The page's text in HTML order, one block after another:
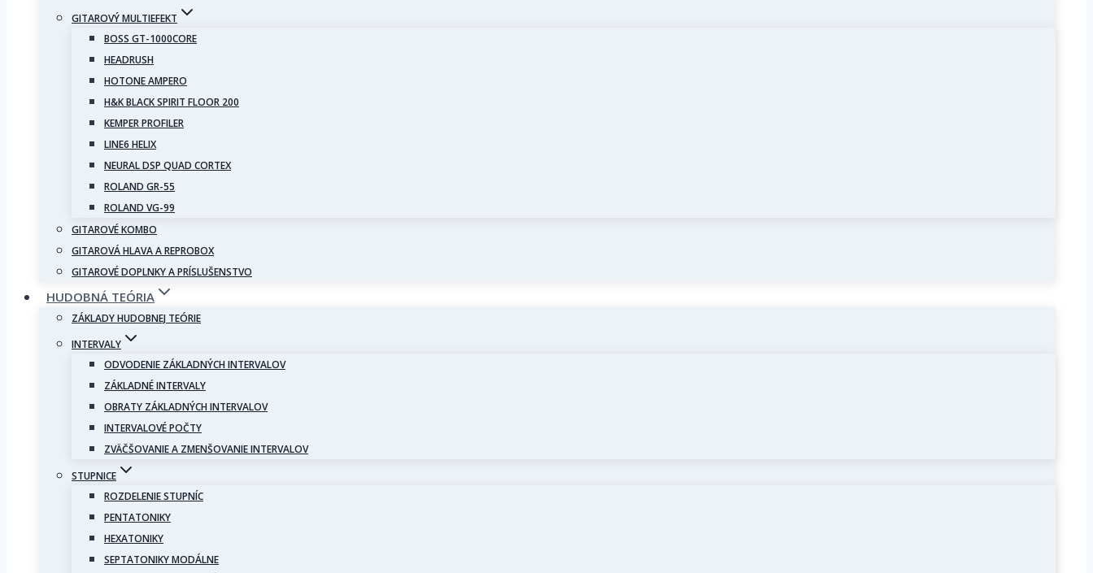
GITAROVÝ MULTIEFEKT
BOSS GT-1000CORE
HEADRUSH
HOTONE AMPERO
H&K BLACK SPIRIT FLOOR 200
KEMPER PROFILER
LINE6 HELIX
NEURAL DSP QUAD CORTEX
ROLAND GR-55
ROLAND VG-99
GITAROVÉ KOMBO
GITAROVÁ HLAVA A REPROBOX
GITAROVÉ DOPLNKY A PRÍSLUŠENSTVO
HUDOBNÁ TEÓRIA
ZÁKLADY HUDOBNEJ TEÓRIE
INTERVALY
ODVODENIE ZÁKLADNÝCH INTERVALOV
ZÁKLADNÉ INTERVALY
OBRATY ZÁKLADNÝCH INTERVALOV
INTERVALOVÉ POČTY
ZVÄČŠOVANIE A ZMENŠOVANIE INTERVALOV
STUPNICE
ROZDELENIE STUPNÍC
PENTATONIKY
HEXATONIKY
SEPTATONIKY MODÁLNE